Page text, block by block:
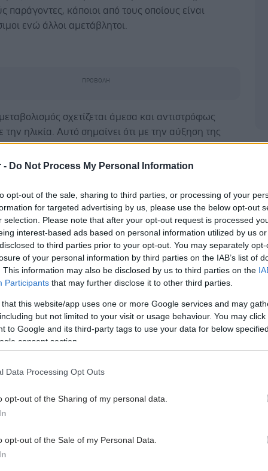
- Do Not Process My Personal Information
opt-out of the sale, sharing to third parties, or processing of your
for targeted advertising by us, please use the below opt-out
selection. Please note that after your opt-out request is processed
interest-based ads based on personal information utilized by us
to third parties prior to your opt-out. You may separately
of your personal information by third parties on the IAB’s list of
This information may also be disclosed by us to third parties on the
Participants that may further disclose it to other third parties.
that this website/app uses one or more Google services and may
but not limited to your visit or usage behaviour. You may
to Google and its third-party tags to use your data for below
consent section.
Data Processing Opt Outs
opt-out of the Sharing of my personal data.
opt-out of the Sale of my Personal Data.
παράγοντες, κάποιοι από τους οποίους είναι
ενώ άλλοι αμετάβλητοι.
σχετίζεται άμεσα και αντιστρόφως
την ηλικία. Αυτό σημαίνει ότι με την αύξηση της
εμφανίζει μειωμένη λειτουργικότητα.
όμως να αποδώσουμε κάποια από τα περιττά
να τονίσουμε ότι στο παρελθόν, το βάρος του
είχε πολύ μικρότερες διακυμάνσεις με την αύξηση
σε σχέση με τις μέρες μας.
του σώματος
αποτελεί σαφώς πιο μεταβολικά ενεργό ιστό από
Αυτό σημαίνει ότι όσο πιο αυξημένο είναι το
μυϊκής μάζας στο σώμα τόσο πιο αυξημένος είναι
μεταβολισμός. Για το λόγο αυτό οι άντρες έχουν
μεγαλύτερο βασικό μεταβολισμό από τις
όμως να βελτιωθεί η σύσταση του σώματός μας και
άσκηση η οποία εκτός από την οξεία επίδρασή της
καθώς κατά τη διάρκειά της καταναλώνονται
και τη σύσταση του σώματος.